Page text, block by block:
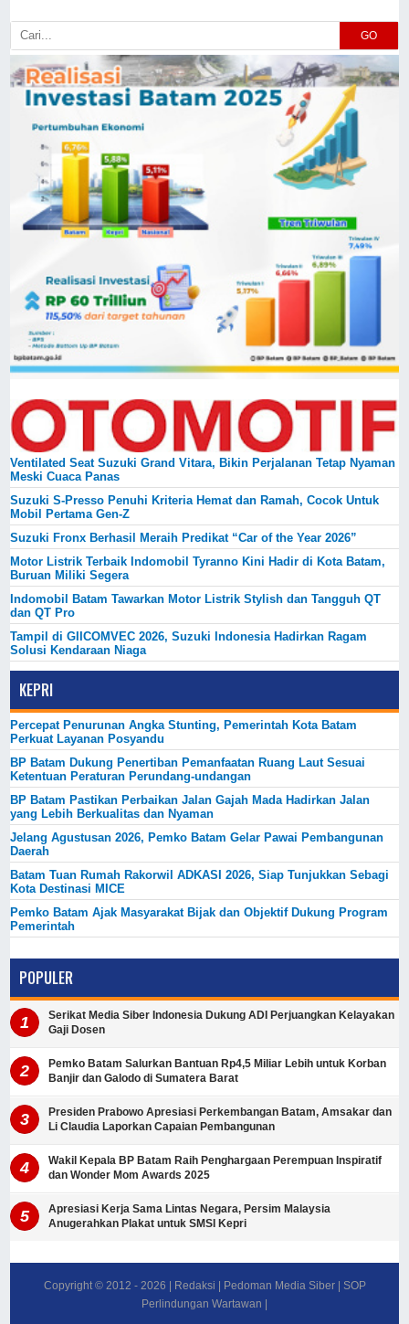
GO
Ventilated Seat Suzuki Grand Vitara, Bikin Perjalanan Tetap Nyaman
Meski Cuaca Panas
Suzuki S-Presso Penuhi Kriteria Hemat dan Ramah, Cocok Untuk
Mobil Pertama Gen-Z
Suzuki Fronx Berhasil Meraih Predikat “Car of the Year 2026”
Motor Listrik Terbaik Indomobil Tyranno Kini Hadir di Kota Batam,
Buruan Miliki Segera
Indomobil Batam Tawarkan Motor Listrik Stylish dan Tangguh QT
dan QT Pro
Tampil di GIICOMVEC 2026, Suzuki Indonesia Hadirkan Ragam
Solusi Kendaraan Niaga
KEPRI
Percepat Penurunan Angka Stunting, Pemerintah Kota Batam
Perkuat Layanan Posyandu
BP Batam Dukung Penertiban Pemanfaatan Ruang Laut Sesuai
Ketentuan Peraturan Perundang-undangan
BP Batam Pastikan Perbaikan Jalan Gajah Mada Hadirkan Jalan
yang Lebih Berkualitas dan Nyaman
Jelang Agustusan 2026, Pemko Batam Gelar Pawai Pembangunan
Daerah
Batam Tuan Rumah Rakorwil ADKASI 2026, Siap Tunjukkan Sebagi
Kota Destinasi MICE
Pemko Batam Ajak Masyarakat Bijak dan Objektif Dukung Program
Pemerintah
POPULER
Serikat Media Siber Indonesia Dukung ADI Perjuangkan Kelayakan
Gaji Dosen
Pemko Batam Salurkan Bantuan Rp4,5 Miliar Lebih untuk Korban
Banjir dan Galodo di Sumatera Barat
Presiden Prabowo Apresiasi Perkembangan Batam, Amsakar dan
Li Claudia Laporkan Capaian Pembangunan
Wakil Kepala BP Batam Raih Penghargaan Perempuan Inspiratif
dan Wonder Mom Awards 2025
Apresiasi Kerja Sama Lintas Negara, Persim Malaysia
Anugerahkan Plakat untuk SMSI Kepri
Copyright © 2012 - 2026 | Redaksi | Pedoman Media Siber| SOP
Perlindungan Wartawan |